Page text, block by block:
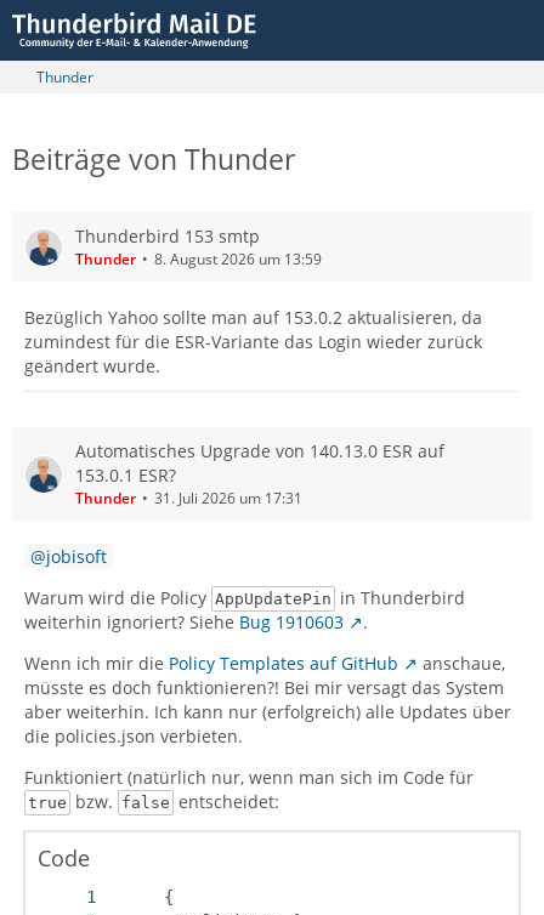
Thunder
Beiträge von Thunder
Thunderbird 153 smtp
Thunder 8. August 2026 um 13:59
Bezüglich Yahoo sollte man auf 153.0.2 aktualisieren, da
zumindest für die ESR-Variante das Login wieder zurück
geändert wurde.
Automatisches Upgrade von 140.13.0 ESR auf
153.0.1 ESR?
Thunder 31. Juli 2026 um 17:31
jobisoft
Warum wird die Policy AppUpdatePin in Thunderbird
weiterhin ignoriert? Siehe Bug 1910603
.
Wenn ich mir die Policy Templates auf GitHub
anschaue,
müsste es doch funktionieren?! Bei mir versagt das System
aber weiterhin. Ich kann nur (erfolgreich) alle Updates über
die policies.json verbieten.
Funktioniert (natürlich nur, wenn man sich im Code für
true bzw. false entscheidet:
Code